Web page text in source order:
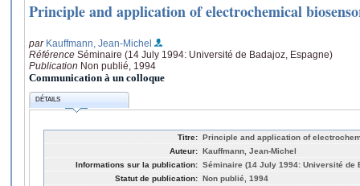
Principle and application of electrochemical
par Kauffmann, Jean-Michel
Référence Séminaire (14 July 1994: Université de Badajoz, Espagne)
Publication Non publié, 1994
Communication à un colloque
DÉTAILS
Titre: Principle and application of
Auteur: Kauffmann, Jean-Michel
Informations sur la publication: Séminaire (14 July 1994: Université de
Statut de publication: Non publié, 1994